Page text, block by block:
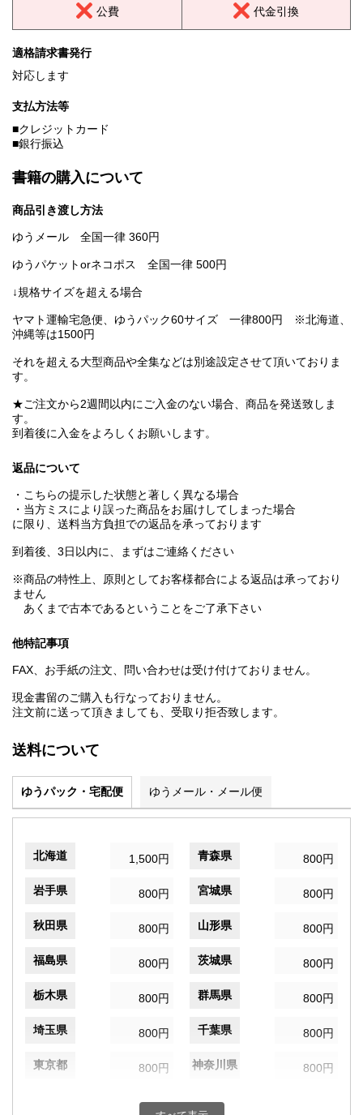
公費 代金引換
適格請求書発行
対応します
支払方法等
■クレジットカード
■銀行振込
書籍の購入について
商品引き渡し方法
ゆうメール 全国一律 360円
ゆうパケットorネコポス 全国一律 500円
↓規格サイズを超える場合
ヤマト運輸宅急便、ゆうパック60サイズ 一律800円 ※北海道、
沖縄等は1500円
それを超える大型商品や全集などは別途設定させて頂いておりま
す。
★ご注文から2週間以内にご入金のない場合、商品を発送致しま
す。
到着後に入金をよろしくお願いします。
返品について
・こちらの提示した状態と著しく異なる場合
・当方ミスにより誤った商品をお届けしてしまった場合
に限り、送料当方負担での返品を承っております
到着後、3日以内に、まずはご連絡ください
※商品の特性上、原則としてお客様都合による返品は承っており
ません
あくまで古本であるということをご了承下さい
他特記事項
FAX、お手紙の注文、問い合わせは受け付けておりません。
現金書留のご購入も行なっておりません。
注文前に送って頂きましても、受取り拒否致します。
送料について
ゆうパック・宅配便 ゆうメール・メール便
北海道 1,500円 青森県 800円
岩手県 800円 宮城県 800円
秋田県 800円 山形県 800円
福島県 800円 茨城県 800円
栃木県 800円 群馬県 800円
埼玉県 800円 千葉県 800円
東京都 800円 神奈川県 800円
800円 富山県